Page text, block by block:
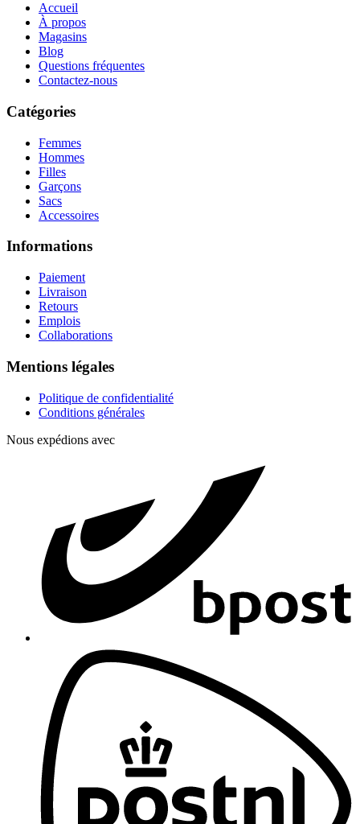
Accueil
À propos
Magasins
Blog
Questions fréquentes
Contactez-nous
Catégories
Femmes
Hommes
Filles
Garçons
Sacs
Accessoires
Informations
Paiement
Livraison
Retours
Emplois
Collaborations
Mentions légales
Politique de confidentialité
Conditions générales
Nous expédions avec